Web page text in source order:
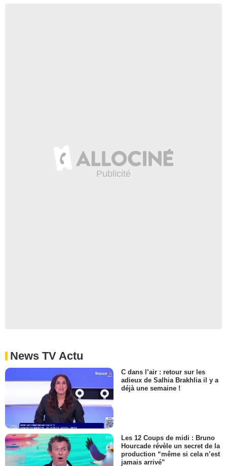
News TV Actu
C dans l’air : retour sur les
adieux de Salhia Brakhlia il y a
déjà une semaine !
Les 12 Coups de midi : Bruno
Hourcade révèle un secret de la
production “même si cela n’est
jamais arrivé”